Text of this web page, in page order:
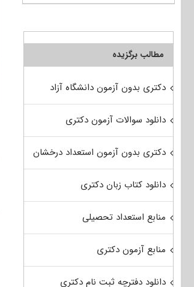
مطالب برگزیده
دکتری بدون آزمون دانشگاه آزاد
دانلود سوالات آزمون دکتری
دکتری بدون آزمون استعداد درخشان
دانلود کتاب زبان دکتری
منابع استعداد تحصیلی
منابع آزمون دکتری
دانلود دفترچه ثبت نام دکتری